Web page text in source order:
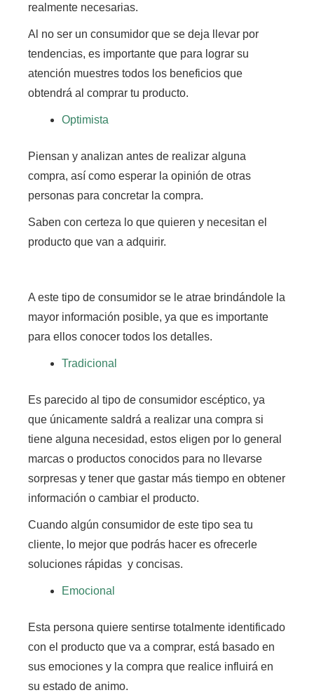
realmente necesarias.
Al no ser un consumidor que se deja llevar por
tendencias, es importante que para lograr su
atención muestres todos los beneficios que
obtendrá al comprar tu producto.
Optimista
Piensan y analizan antes de realizar alguna
compra, así como esperar la opinión de otras
personas para concretar la compra.
Saben con certeza lo que quieren y necesitan el
producto que van a adquirir.
A este tipo de consumidor se le atrae brindándole la
mayor información posible, ya que es importante
para ellos conocer todos los detalles.
Tradicional
Es parecido al tipo de consumidor escéptico, ya
que únicamente saldrá a realizar una compra si
tiene alguna necesidad, estos eligen por lo general
marcas o productos conocidos para no llevarse
sorpresas y tener que gastar más tiempo en obtener
información o cambiar el producto.
Cuando algún consumidor de este tipo sea tu
cliente, lo mejor que podrás hacer es ofrecerle
soluciones rápidas y concisas.
Emocional
Esta persona quiere sentirse totalmente identificado
con el producto que va a comprar, está basado en
sus emociones y la compra que realice influirá en
su estado de animo.